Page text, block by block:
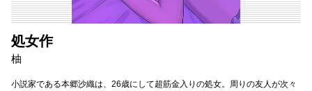
処女作
柚
小説家である本郷沙織は、26歳にして超筋金入りの処女。周りの友人が次々